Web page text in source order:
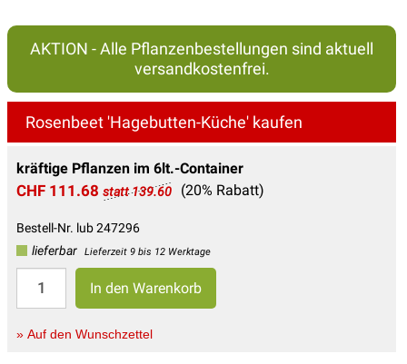
AKTION - Alle Pflanzenbestellungen sind aktuell
versandkostenfrei.
Rosenbeet 'Hagebutten-Küche' kaufen
kräftige Pflanzen im 6lt.-Container
CHF 111.68 statt 139.60 (20% Rabatt)
Bestell-Nr. lub 247296
lieferbar
Lieferzeit 9 bis 12 Werktage
» Auf den Wunschzettel